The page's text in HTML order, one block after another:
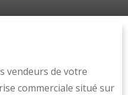
vendeurs de votre
commerciale situé sur